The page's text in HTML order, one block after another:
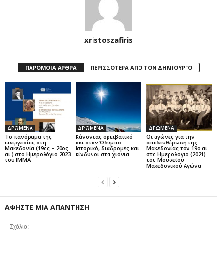
xristoszafiris
ΠΑΡΟΜΟΙΑ ΑΡΘΡΑ ΠΕΡΙΣΣΟΤΕΡΑ ΑΠΟ ΤΟΝ ΔΗΜΙΟΥΡΓΟ
ΔΡΩΜΕΝΑ
Το πανόραμα της
ευεργεσίας στη
Μακεδονία (19ος – 20ος
αι.) στο Ημερολόγιο 2023
του ΙΜΜΑ
ΔΡΩΜΕΝΑ
Κάνοντας ορειβατικό
σκι στον Όλυμπο.
Ιστορικό, διαδρομές και
κίνδυνοι στα χιόνια
ΔΡΩΜΕΝΑ
Οι αγώνες για την
απελευθέρωση της
Μακεδονίας τον 19ο αι.
στο Ημερολόγιο (2021)
του Μουσείου
Μακεδονικού Αγώνα
ΑΦΗΣΤΕ ΜΙΑ ΑΠΑΝΤΗΣΗ